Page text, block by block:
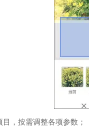
，按需调整各项参数；